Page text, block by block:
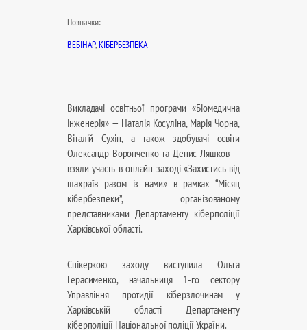
Позначки:
ВЕБІНАР, КІБЕРБЕЗПЕКА
Викладачі освітньої програми «Біомедична
інженерія» — Наталія Косуліна, Марія Чорна,
Віталій Сухін, а також здобувачі освіти
Олександр Воронченко та Денис Ляшков —
взяли участь в онлайн-заході «Захистись від
шахраїв разом із нами» в рамках “Місяц
кібербезпеки”, організованому
представниками Департаменту кіберполіції
Харківської області.
Спікеркою заходу виступила Ольга
Герасименко, начальниця 1-го сектору
Управління протидії кіберзлочинам у
Харківській області Департаменту
кіберполіції Національної поліції України.